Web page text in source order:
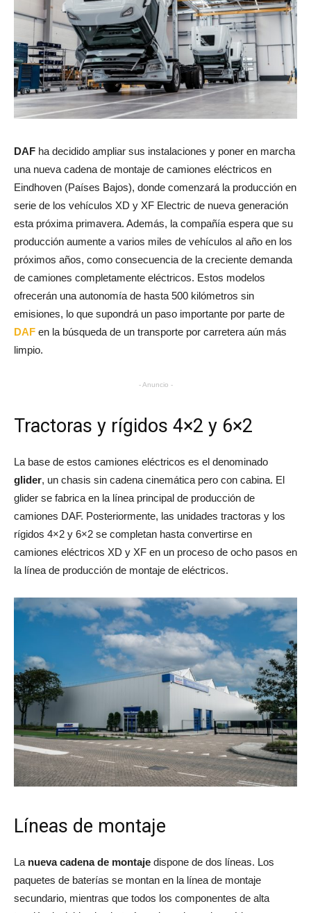
DAF ha decidido ampliar sus instalaciones y poner en marcha
una nueva cadena de montaje de camiones eléctricos en
Eindhoven (Países Bajos), donde comenzará la producción en
serie de los vehículos XD y XF Electric de nueva generación
esta próxima primavera. Además, la compañía espera que su
producción aumente a varios miles de vehículos al año en los
próximos años, como consecuencia de la creciente demanda
de camiones completamente eléctricos. Estos modelos
ofrecerán una autonomía de hasta 500 kilómetros sin
emisiones, lo que supondrá un paso importante por parte de
DAF en la búsqueda de un transporte por carretera aún más
limpio.
- Anuncio -
Tractoras y rígidos 4×2 y 6×2
La base de estos camiones eléctricos es el denominado
glider, un chasis sin cadena cinemática pero con cabina. El
glider se fabrica en la línea principal de producción de
camiones DAF. Posteriormente, las unidades tractoras y los
rígidos 4×2 y 6×2 se completan hasta convertirse en
camiones eléctricos XD y XF en un proceso de ocho pasos en
la línea de producción de montaje de eléctricos.
Líneas de montaje
La nueva cadena de montaje dispone de dos líneas. Los
paquetes de baterías se montan en la línea de montaje
secundario, mientras que todos los componentes de alta